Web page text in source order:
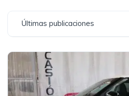
Últimas publicaciones